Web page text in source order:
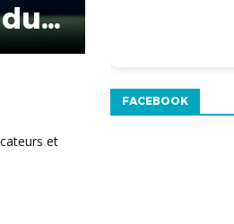
FACEBOOK